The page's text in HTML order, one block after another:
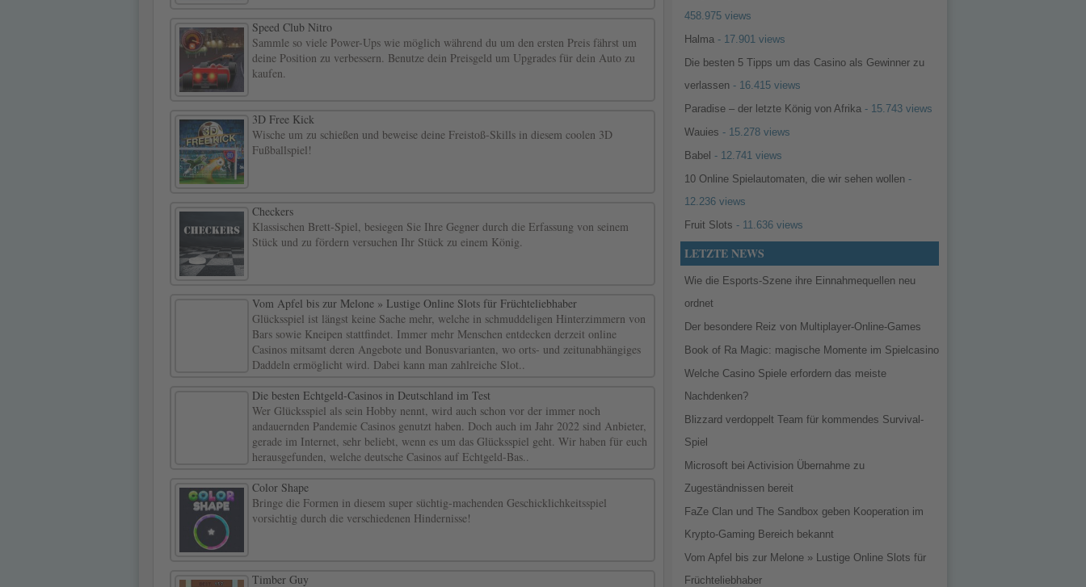
Speed Club Nitro
Sammle so viele Power-Ups wie möglich während du um den ersten Preis fährst um
deine Position zu verbessern. Benutze dein Preisgeld um Upgrades für dein Auto zu
kaufen.
3D Free Kick
Wische um zu schießen und beweise deine Freistoß-Skills in diesem coolen 3D
Fußballspiel!
Checkers
Klassischen Brett-Spiel, besiegen Sie Ihre Gegner durch die Erfassung von seinem
Stück und zu fördern versuchen Ihr Stück zu einem König.
Vom Apfel bis zur Melone » Lustige Online Slots für Früchteliebhaber
Glücksspiel ist längst keine Sache mehr, welche in schmuddeligen Hinterzimmern von
Bars sowie Kneipen stattfindet. Immer mehr Menschen entdecken derzeit online
Casinos mitsamt deren Angebote und Bonusvarianten, wo orts- und zeitunabhängiges
Daddeln ermöglicht wird. Dabei kann man zahlreiche Slot..
Die besten Echtgeld-Casinos in Deutschland im Test
Wer Glücksspiel als sein Hobby nennt, wird auch schon vor der immer noch
andauernden Pandemie Casinos genutzt haben. Doch auch im Jahr 2022 sind Anbieter,
gerade im Internet, sehr beliebt, wenn es um das Glücksspiel geht. Wir haben für euch
herausgefunden, welche deutsche Casinos auf Echtgeld-Bas..
Color Shape
Bringe die Formen in diesem super süchtig-machenden Geschicklichkeitsspiel
vorsichtig durch die verschiedenen Hindernisse!
Timber Guy
458.975 views
Halma - 17.901 views
Die besten 5 Tipps um das Casino als Gewinner zu
verlassen - 16.415 views
Paradise – der letzte König von Afrika - 15.743 views
Wauies - 15.278 views
Babel - 12.741 views
10 Online Spielautomaten, die wir sehen wollen -
12.236 views
Fruit Slots - 11.636 views
LETZTE NEWS
Wie​‍​‌‍​‍‌ die Esports-Szene ihre Einnahmequellen neu
ordnet
Der besondere Reiz von Multiplayer-Online-Games
Book of Ra Magic: magische Momente im Spielcasino
Welche Casino Spiele erfordern das meiste
Nachdenken?
Blizzard verdoppelt Team für kommendes Survival-
Spiel
Microsoft bei Activision Übernahme zu
Zugeständnissen bereit
FaZe Clan und The Sandbox geben Kooperation im
Krypto-Gaming Bereich bekannt
Vom Apfel bis zur Melone » Lustige Online Slots für
Früchteliebhaber